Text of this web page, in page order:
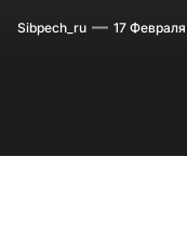
Sibpech_ru 17